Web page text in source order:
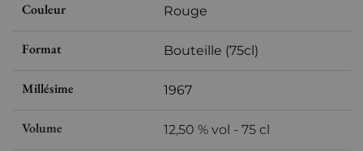
Couleur Rouge
Format Bouteille (75cl)
Millésime 1967
Volume 12,50 % vol - 75 cl